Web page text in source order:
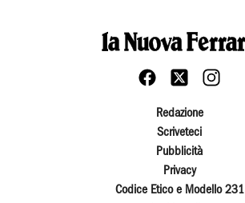
Redazione
Scriveteci
Pubblicità
Privacy
Codice Etico e Modello 231